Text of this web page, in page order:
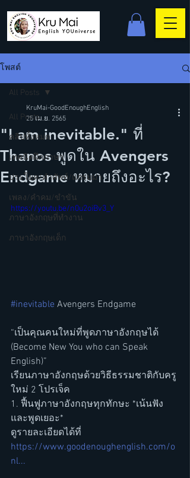
โพสต์
All Posts
คลิปทั้งหมด
เทคนิคฝึกภาษา
ประโยค/คำศัพท์/แกรมม่า
เพลง/คำคม/ขำขัน
ภาษาอังกฤษที่ทำงาน
ภาษาอังกฤษเด็ก
All Posts
"I am inevitable." ที่
Thanos พูดใน Avengers
Endgame หมายถึงอะไร?
KruMai-GoodEnoughEnglish
25 เม.ย. 2565
https://youtu.be/n0u2oiBv3_Y
#inevitable Avengers Endgame
“เป็นคุณคนใหม่ที่พูดภาษาอังกฤษได้
(Become New You who can Speak
English)”
เรียนภาษาอังกฤษด้วยวิธีธรรมชาติกับครู
ใหม่ 2 โปรเจ็ค
1. ฟื้นฟูภาษาอังกฤษทุกทักษะ *เน้นฟัง
และพูดเยอะ*
ดูรายละเอียดได้ที่
https://www.goodenoughenglish.com/o
nl...